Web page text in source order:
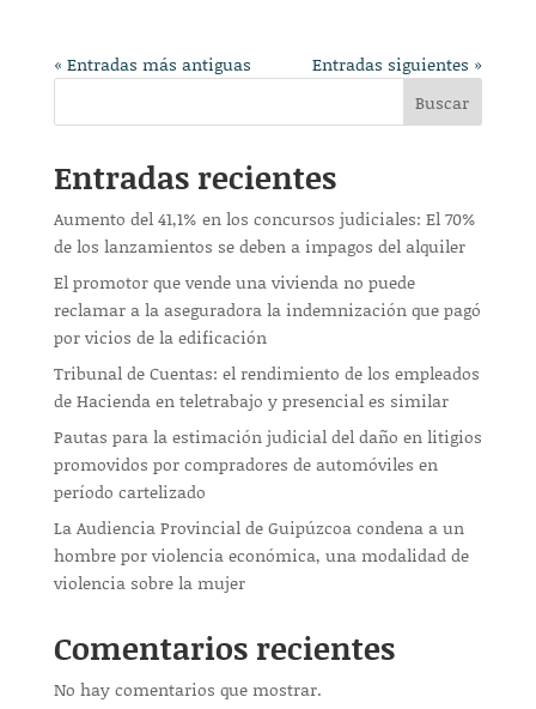
« Entradas más antiguas
Entradas siguientes »
Buscar
Entradas recientes
Aumento del 41,1% en los concursos judiciales: El 70%
de los lanzamientos se deben a impagos del alquiler
El promotor que vende una vivienda no puede
reclamar a la aseguradora la indemnización que pagó
por vicios de la edificación
Tribunal de Cuentas: el rendimiento de los empleados
de Hacienda en teletrabajo y presencial es similar
Pautas para la estimación judicial del daño en litigios
promovidos por compradores de automóviles en
período cartelizado
La Audiencia Provincial de Guipúzcoa condena a un
hombre por violencia económica, una modalidad de
violencia sobre la mujer
Comentarios recientes
No hay comentarios que mostrar.